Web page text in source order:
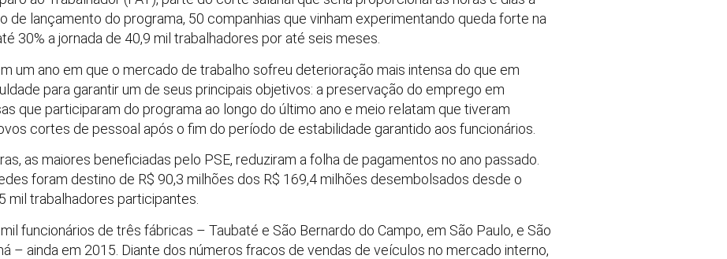
de lançamento do programa, 50 companhias que vinham experimentando queda forte na
30% a jornada de 40,9 mil trabalhadores por até seis meses.
um ano em que o mercado de trabalho sofreu deterioração mais intensa do que em
para garantir um de seus principais objetivos: a preservação do emprego em
que participaram do programa ao longo do último ano e meio relatam que tiveram
cortes de pessoal após o fim do período de estabilidade garantido aos funcionários.
as maiores beneficiadas pelo PSE, reduziram a folha de pagamentos no ano passado.
foram destino de R$ 90,3 milhões dos R$ 169,4 milhões desembolsados desde o
mil trabalhadores participantes.
funcionários de três fábricas – Taubaté e São Bernardo do Campo, em São Paulo, e São
– ainda em 2015. Diante dos números fracos de vendas de veículos no mercado interno,